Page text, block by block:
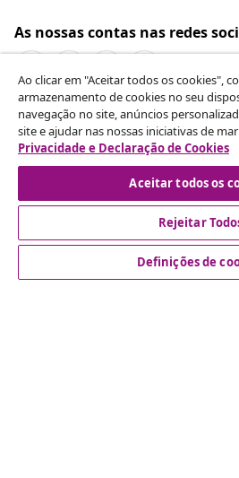
As nossas contas nas redes
Rescindir o contrato
Envie um pedido de rescisão da
Rescindir o
Atendimento ao cliente
Ao clicar em "Aceitar todos os cookies",
armazenamento de cookies no seu
navegação no site, anúncios
site e ajudar nas nossas iniciativas de
Privacidade e Declaração de Cookies
Aceitar todos os
Rejeitar
Definições de